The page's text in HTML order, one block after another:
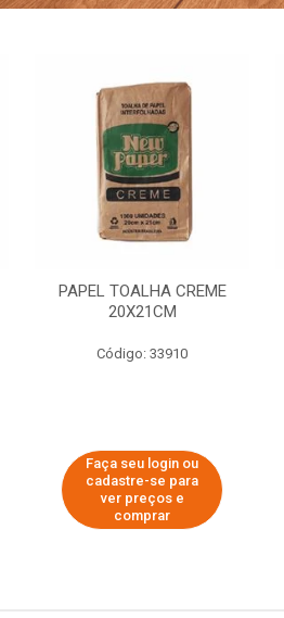
PAPEL TOALHA CREME
20X21CM
Código: 33910
Faça seu login ou
cadastre-se para
ver preços e
comprar